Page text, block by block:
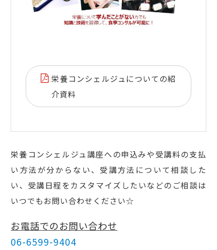
栄養コンシェルジュについての紹
介資料
栄養コンシェルジュ講座への申込みや受講料の支払
い方法が分からない、受講方法について相談した
い、受講日程をカスタマイズしたいなどのご相談は
いつでもお問い合わせください☆
お電話でのお問い合わせ
06-6599-9404